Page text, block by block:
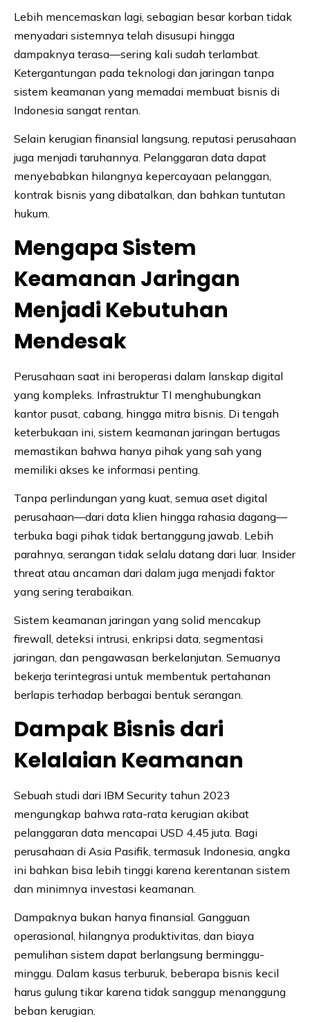
Lebih mencemaskan lagi, sebagian besar korban tidak
menyadari sistemnya telah disusupi hingga
dampaknya terasa—sering kali sudah terlambat.
Ketergantungan pada teknologi dan jaringan tanpa
sistem keamanan yang memadai membuat bisnis di
Indonesia sangat rentan.
Selain kerugian finansial langsung, reputasi perusahaan
juga menjadi taruhannya. Pelanggaran data dapat
menyebabkan hilangnya kepercayaan pelanggan,
kontrak bisnis yang dibatalkan, dan bahkan tuntutan
hukum.
Mengapa Sistem
Keamanan Jaringan
Menjadi Kebutuhan
Mendesak
Perusahaan saat ini beroperasi dalam lanskap digital
yang kompleks. Infrastruktur TI menghubungkan
kantor pusat, cabang, hingga mitra bisnis. Di tengah
keterbukaan ini, sistem keamanan jaringan bertugas
memastikan bahwa hanya pihak yang sah yang
memiliki akses ke informasi penting.
Tanpa perlindungan yang kuat, semua aset digital
perusahaan—dari data klien hingga rahasia dagang—
terbuka bagi pihak tidak bertanggung jawab. Lebih
parahnya, serangan tidak selalu datang dari luar. Insider
threat atau ancaman dari dalam juga menjadi faktor
yang sering terabaikan.
Sistem keamanan jaringan yang solid mencakup
firewall, deteksi intrusi, enkripsi data, segmentasi
jaringan, dan pengawasan berkelanjutan. Semuanya
bekerja terintegrasi untuk membentuk pertahanan
berlapis terhadap berbagai bentuk serangan.
Dampak Bisnis dari
Kelalaian Keamanan
Sebuah studi dari IBM Security tahun 2023
mengungkap bahwa rata-rata kerugian akibat
pelanggaran data mencapai USD 4,45 juta. Bagi
perusahaan di Asia Pasifik, termasuk Indonesia, angka
ini bahkan bisa lebih tinggi karena kerentanan sistem
dan minimnya investasi keamanan.
Dampaknya bukan hanya finansial. Gangguan
operasional, hilangnya produktivitas, dan biaya
pemulihan sistem dapat berlangsung berminggu-
minggu. Dalam kasus terburuk, beberapa bisnis kecil
harus gulung tikar karena tidak sanggup menanggung
beban kerugian.